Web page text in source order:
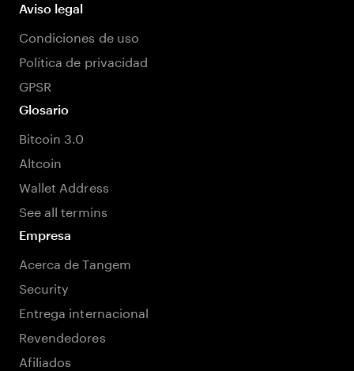
Aviso legal
Condiciones de uso
Política de privacidad
GPSR
Glosario
Bitcoin 3.0
Altcoin
Wallet Address
See all termins
Empresa
Acerca de Tangem
Security
Entrega internacional
Revendedores
Afiliados